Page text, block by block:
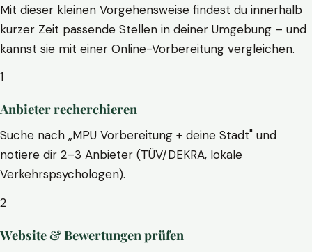
Mit dieser kleinen Vorgehensweise findest du innerhalb
kurzer Zeit passende Stellen in deiner Umgebung – und
kannst sie mit einer Online-Vorbereitung vergleichen.
1
Anbieter recherchieren
Suche nach „MPU Vorbereitung + deine Stadt" und
notiere dir 2–3 Anbieter (TÜV/DEKRA, lokale
Verkehrspsychologen).
2
Website & Bewertungen prüfen